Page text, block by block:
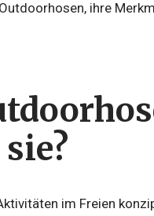
ihre
im Freien